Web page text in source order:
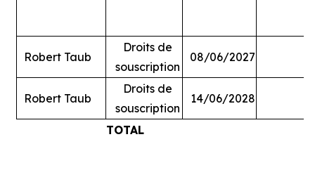
Robert Taub
Droits de
souscription
08/06/2027
Robert Taub
Droits de
souscription
14/06/2028
TOTAL